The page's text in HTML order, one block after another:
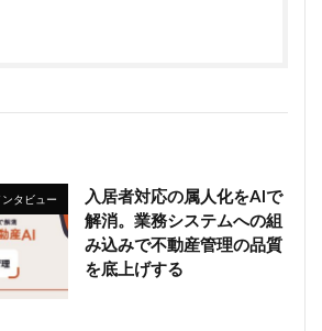
タビュー
入居者対応の属人化をAIで
解消。業務システムへの組
み込みで不動産管理の品質
を底上げする